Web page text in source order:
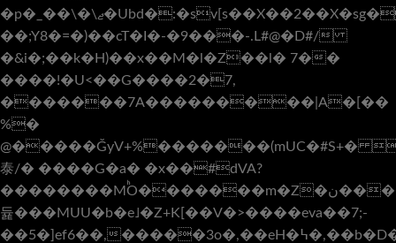
�p�_��\�\ޖ�Ubd�:�sv[s��X��2��X�sg�f۟Ӎ�G��I#@}
��;Y8�=�)��cT�I�-�9���-.L#@�D#/
�&i�;��k�H)��x��M�l�Z��l� 7��
����!�U<��G����2�7,
�������7A���������|A�[��
%�
@�����ǦyV+%�������(mUC�#S+�
泰/� ����G�a� �x��#dVA?
��������MͪO�������m�Z�ن����A)^��eϡ�nQ��"عq�a
듍���MUU�b�e˩�Z+K[��V�>����eva��7;-
��5�]ef6��,�����3o�,��eH�߆�,��b�D��]��N��;�(��c��tP